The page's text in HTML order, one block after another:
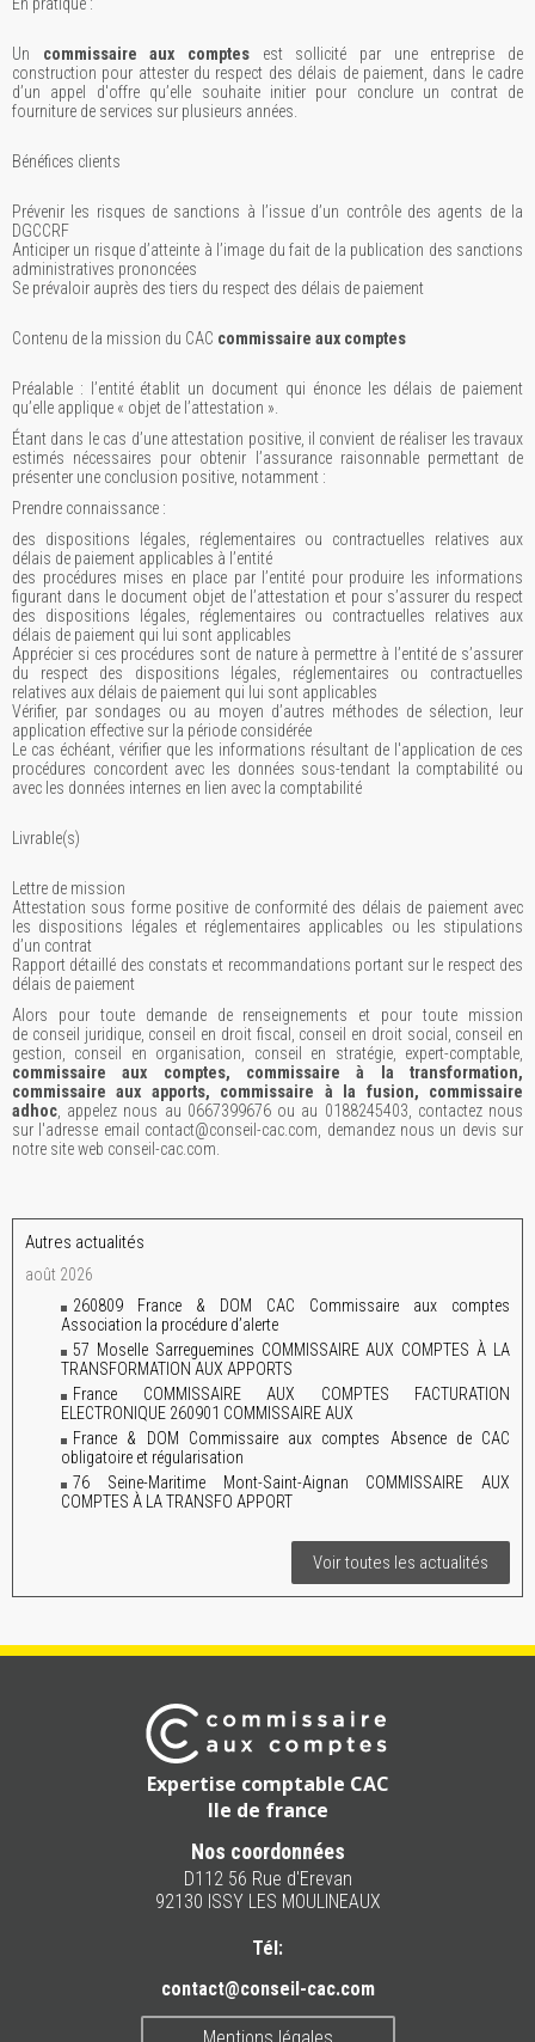
Un commissaire aux comptes est sollicité par une entreprise de
construction pour attester du respect des délais de paiement, dans le cadre
d’un appel d'offre qu’elle souhaite initier pour conclure un contrat de
fourniture de services sur plusieurs années.
Bénéfices clients
Prévenir les risques de sanctions à l’issue d’un contrôle des agents de la
DGCCRF
Anticiper un risque d’atteinte à l’image du fait de la publication des sanctions
administratives prononcées
Se prévaloir auprès des tiers du respect des délais de paiement
Contenu de la mission du CAC commissaire aux comptes
Préalable : l’entité établit un document qui énonce les délais de paiement
qu’elle applique « objet de l’attestation ».
Étant dans le cas d’une attestation positive, il convient de réaliser les travaux
estimés nécessaires pour obtenir l’assurance raisonnable permettant de
présenter une conclusion positive, notamment :
Prendre connaissance :
des dispositions légales, réglementaires ou contractuelles relatives aux
délais de paiement applicables à l’entité
des procédures mises en place par l’entité pour produire les informations
figurant dans le document objet de l’attestation et pour s’assurer du respect
des dispositions légales, réglementaires ou contractuelles relatives aux
délais de paiement qui lui sont applicables
Apprécier si ces procédures sont de nature à permettre à l’entité de s’assurer
du respect des dispositions légales, réglementaires ou contractuelles
relatives aux délais de paiement qui lui sont applicables
Vérifier, par sondages ou au moyen d’autres méthodes de sélection, leur
application effective sur la période considérée
Le cas échéant, vérifier que les informations résultant de l'application de ces
procédures concordent avec les données sous-tendant la comptabilité ou
avec les données internes en lien avec la comptabilité
Livrable(s)
Lettre de mission
Attestation sous forme positive de conformité des délais de paiement avec
les dispositions légales et réglementaires applicables ou les stipulations
d’un contrat
Rapport détaillé des constats et recommandations portant sur le respect des
délais de paiement
Alors pour toute demande de renseignements et pour toute mission
de conseil juridique, conseil en droit fiscal, conseil en droit social, conseil en
gestion, conseil en organisation, conseil en stratégie, expert-comptable,
commissaire aux comptes, commissaire à la transformation,
commissaire aux apports, commissaire à la fusion, commissaire
adhoc , appelez nous au 0667399676 ou au 0188245403, contactez nous
sur l'adresse email contact@conseil-cac.com, demandez nous un devis sur
notre site web conseil-cac.com.
Autres actualités
août 2026
260809 France & DOM CAC Commissaire aux comptes
Association la procédure d’alerte
57 Moselle Sarreguemines COMMISSAIRE AUX COMPTES À LA
TRANSFORMATION AUX APPORTS
France COMMISSAIRE AUX COMPTES FACTURATION
ELECTRONIQUE 260901 COMMISSAIRE AUX
France & DOM Commissaire aux comptes Absence de CAC
obligatoire et régularisation
76 Seine-Maritime Mont-Saint-Aignan COMMISSAIRE AUX
COMPTES À LA TRANSFO APPORT
Voir toutes les actualités
Expertise comptable CAC
Ile de france
Nos coordonnées
D112 56 Rue d'Erevan
92130 ISSY LES MOULINEAUX
Tél:
contact@conseil-cac.com